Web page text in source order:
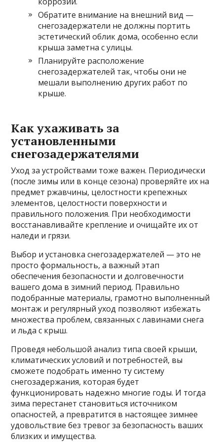
Обратите внимание на внешний вид —
снегозадержатели не должны портить
эстетический облик дома, особенно если
крыша заметна с улицы.
Планируйте расположение
снегозадержателей так, чтобы они не
мешали выполнению других работ по
крыше.
Как ухаживать за
установленными
снегозадержателями
Уход за устройствами тоже важен. Периодически
(после зимы или в конце сезона) проверяйте их на
предмет ржавчины, целостности крепежных
элементов, целостности поверхности и
правильного положения. При необходимости
восстанавливайте крепление и очищайте их от
наледи и грязи.
Выбор и установка снегозадержателей — это не
просто формальность, а важный этап
обеспечения безопасности и долговечности
вашего дома в зимний период. Правильно
подобранные материалы, грамотно выполненный
монтаж и регулярный уход позволяют избежать
множества проблем, связанных с лавинами снега
и льда с крыш.
Проведя небольшой анализ типа своей крыши,
климатических условий и потребностей, вы
сможете подобрать именно ту систему
снегозадержания, которая будет
функционировать надежно многие годы. И тогда
зима перестанет становиться источником
опасностей, а превратится в настоящее зимнее
удовольствие без тревог за безопасность ваших
близких и имущества.